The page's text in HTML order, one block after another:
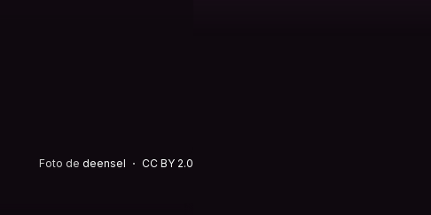
Foto de deensel CC BY 2.0